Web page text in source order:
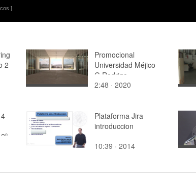
]
2
Promocional
Universidad Méjico
G.Rodrigo
2:48 · 2020
Plataforma Jira
introduccion
10:39 · 2014